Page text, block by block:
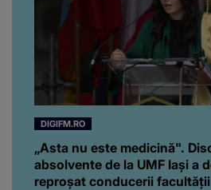
DIGIFM.RO
„Asta nu este medicină".
absolvente de la UMF Iași a
reproșat conducerii facultății